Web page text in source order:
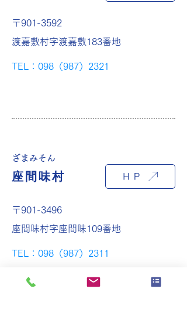
〒901-3592
渡嘉敷村字渡嘉敷183番地
TEL：098（987）2321
ざまみそん
座間味村 ＨＰ
〒901-3496
座間味村字座間味109番地
TEL：098（987）2311